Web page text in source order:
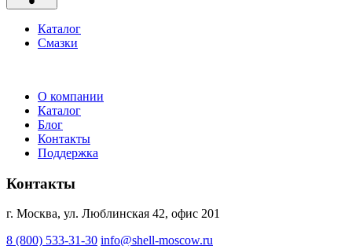
Каталог
Смазки
О компании
Каталог
Блог
Контакты
Поддержка
Контакты
г. Москва, ул. Люблинская 42, офис 201
8 (800) 533-31-30 info@shell-moscow.ru